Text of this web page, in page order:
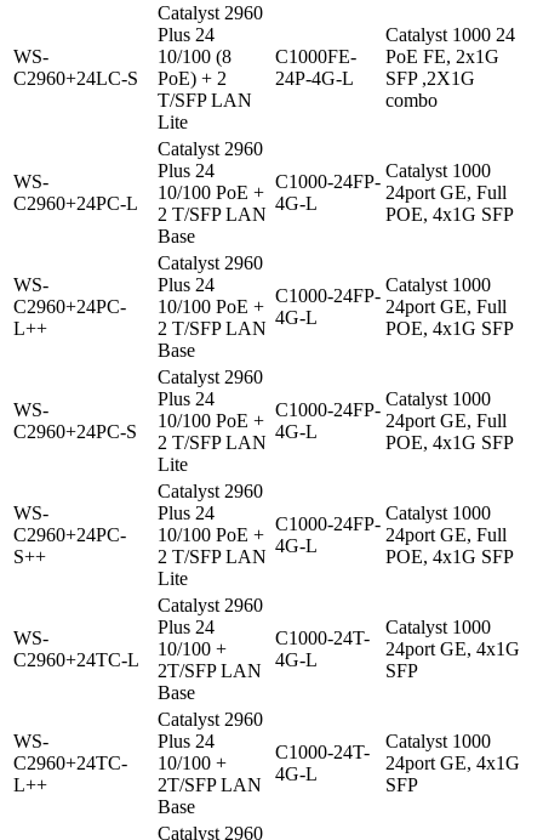
WS-
C2960+24LC-S
Catalyst 2960
Plus 24
10/100 (8
PoE) + 2
T/SFP LAN
Lite
C1000FE-
24P-4G-L
Catalyst 1000 24
PoE FE, 2x1G
SFP ,2X1G
combo
WS-
C2960+24PC-L
Catalyst 2960
Plus 24
10/100 PoE +
2 T/SFP LAN
Base
C1000-24FP-
4G-L
Catalyst 1000
24port GE, Full
POE, 4x1G SFP
WS-
C2960+24PC-
L++
Catalyst 2960
Plus 24
10/100 PoE +
2 T/SFP LAN
Base
C1000-24FP-
4G-L
Catalyst 1000
24port GE, Full
POE, 4x1G SFP
WS-
C2960+24PC-S
Catalyst 2960
Plus 24
10/100 PoE +
2 T/SFP LAN
Lite
C1000-24FP-
4G-L
Catalyst 1000
24port GE, Full
POE, 4x1G SFP
WS-
C2960+24PC-
S++
Catalyst 2960
Plus 24
10/100 PoE +
2 T/SFP LAN
Lite
C1000-24FP-
4G-L
Catalyst 1000
24port GE, Full
POE, 4x1G SFP
WS-
C2960+24TC-L
Catalyst 2960
Plus 24
10/100 +
2T/SFP LAN
Base
C1000-24T-
4G-L
Catalyst 1000
24port GE, 4x1G
SFP
WS-
C2960+24TC-
L++
Catalyst 2960
Plus 24
10/100 +
2T/SFP LAN
Base
C1000-24T-
4G-L
Catalyst 1000
24port GE, 4x1G
SFP
Catalyst 2960